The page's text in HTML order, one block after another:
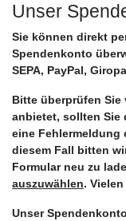
Unser
Sie können direkt
Spendenkonto
SEPA, PayPal,
Bitte überprüfen Sie
anbietet, sollten Sie
eine Fehlermeldung
diesem Fall bitten
Formular neu zu
auszuwählen.
Unser